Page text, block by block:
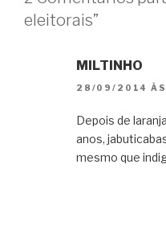
eleitorais”
MILTINHO
28/09/2014 ÀS
Depois de
anos,
mesmo que